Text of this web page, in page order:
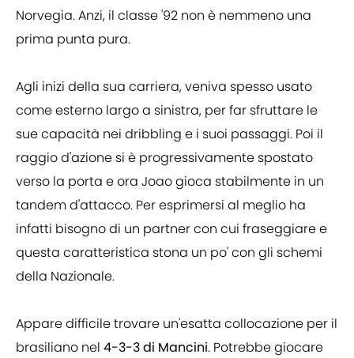
Norvegia. Anzi, il classe '92 non è nemmeno una
prima punta pura.
Agli inizi della sua carriera, veniva spesso usato
come esterno largo a sinistra, per far sfruttare le
sue capacità nei dribbling e i suoi passaggi. Poi il
raggio d'azione si è progressivamente spostato
verso la porta e ora Joao gioca stabilmente in un
tandem d'attacco. Per esprimersi al meglio ha
infatti bisogno di un partner con cui fraseggiare e
questa caratteristica stona un po' con gli schemi
della Nazionale.
Appare difficile trovare un'esatta collocazione per il
brasiliano nel 4-3-3 di Mancini. Potrebbe giocare